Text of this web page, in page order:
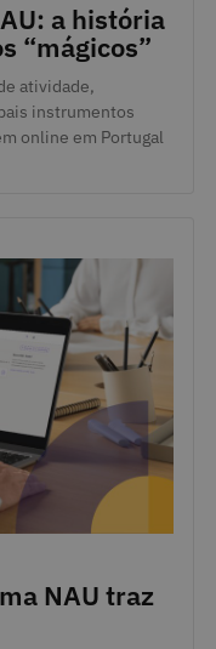
a história
“mágicos”
atividade,
instrumentos
online em Portugal
NAU traz